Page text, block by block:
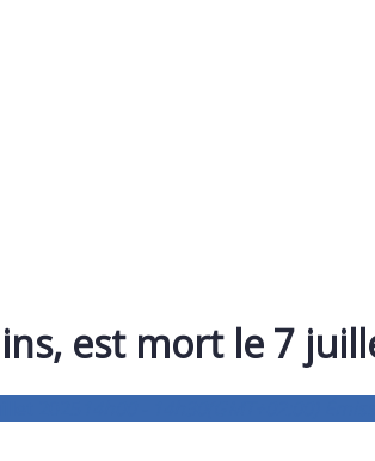
est mort le 7